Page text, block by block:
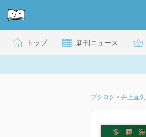
トップ 新刊ニュース
ブクログ > 井上直久